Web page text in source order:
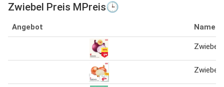
Zwiebel Preis MPreis🕒
Angebot Name
Zwiebel
Zwiebel